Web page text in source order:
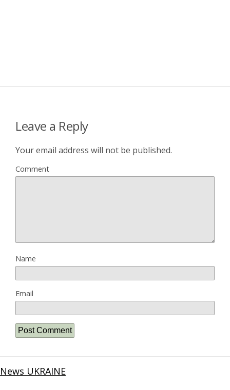
Leave a Reply
Your email address will not be published.
Comment
Name
Email
News UKRAINE